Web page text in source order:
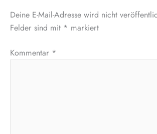
Deine E-Mail-Adresse wird nicht
Felder sind mit * markiert
Kommentar *